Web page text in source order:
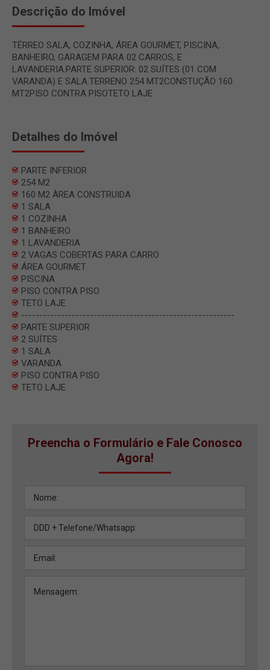
Descrição do Imóvel
TÉRREO SALA, COZINHA, ÁREA GOURMET, PISCINA,
BANHEIRO, GARAGEM PARA 02 CARROS, E
LAVANDERIA.PARTE SUPERIOR: 02 SUÍTES (01 COM
VARANDA) E SALA.TERRENO 254 MT2CONSTUÇÃO 160
MT2PISO CONTRA PISOTETO LAJE
Detalhes do Imóvel
PARTE INFERIOR
254 M2
160 M2 ÀREA CONSTRUIDA
1 SALA
1 COZINHA
1 BANHEIRO
1 LAVANDERIA
2 VAGAS COBERTAS PARA CARRO
ÁREA GOURMET
PISCINA
PISO CONTRA PISO
TETO LAJE
-----------------------------------------------------------
PARTE SUPERIOR
2 SUÍTES
1 SALA
VARANDA
PISO CONTRA PISO
TETO LAJE
Preencha o Formulário e Fale Conosco
Agora!